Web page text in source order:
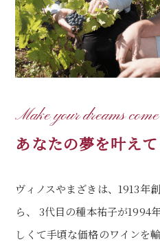
Make your dreams
あなたの夢を叶えて
ヴィノスやまざきは、1913年
ら、
3代目の種本祐子が1994年
しくて手頃な価格のワインを